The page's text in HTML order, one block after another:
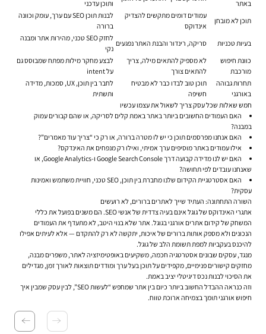
באתר
ותוכן עדכני
תוכן לא מובחן
עמודים דומים מתקשים להצדיק
אינדוקס
לבנות תוכן SEO עם ערך, עומק וכוונה
ברורה
בעיות טכניות
סריקה, רינדור והבנת האתר נפגעים
לחזק SEO טכני, מהירות אתר ומבנה
נקי
כוונת חיפוש
מורכבת
לא מספיק להתאים מילה, צריך
להתאים צורך
לבצע מחקר מילות מפתח שמבוסס גם
על intent
תחרות גבוהה
באורגני
תוכן טוב לבדו כבר לא מבטיח
חשיפה
לחבר בין תוכן, UX, סמכות, מדידה
ותשתית
חמש שאלות שכל עסק צריך לשאול את עצמו עכשיו
האם העמודים החשובים ביותר באתר באמת קלים לסריקה, או שהם קבורים עמוק
במבנה?
האם אנחנו מפרסמים תוכן כי יש לו מטרה ברורה, או רק כי “צריך עוד מאמרים”?
אילו עמודים באתר מוסיפים ערך אמיתי, ואילו רק מנפחים את האינדקס?
האם יש לנו מדידה קבועה דרך Google Search Console ו-Google Analytics, או
שאנחנו עובדים לפי תחושה?
האם אסטרטגיית הקידום שלנו מחברת בין תוכן, SEO טכני, חוויית משתמש ואמינות
עסקית?
השורה התחתונה: העתיד שייך לאתרים ברורים, לא רועשים
אתגרי האינדוקס של גוגל אינם בעיה צדדית של אנשי SEO. הם משנים בפועל את כללי
המשחק של קידום אתרים אורגני בגוגל. אתר שלא בנוי היטב, לא מתעדף את העמודים
הנכונים ולא מספק אותות ברורים של איכות, יתקשה לא רק להתקדם — אלא לעיתים אפילו
להיכנס בעקביות למפת תשומת הלב של גוגל.
מנגד, עסקים שבונים אסטרטגיה חכמה, משקיעים באופטימיזציה לאתר, משפרים מבנה,
מחזקים קישורים פנימיים, מקפידים על תוכן בעל ערך ומודדים תוצאות לאורך זמן, מגדילים
את הסיכוי לבנות נכס דיגיטלי יציב באמת.
וזה כנראה ההבדל החשוב ביותר כיום בין אתר שמחפש “לעשות SEO”, לבין עסק שמבין איך
חיפוש אורגני תומך בצמיחה ארוכת טווח.